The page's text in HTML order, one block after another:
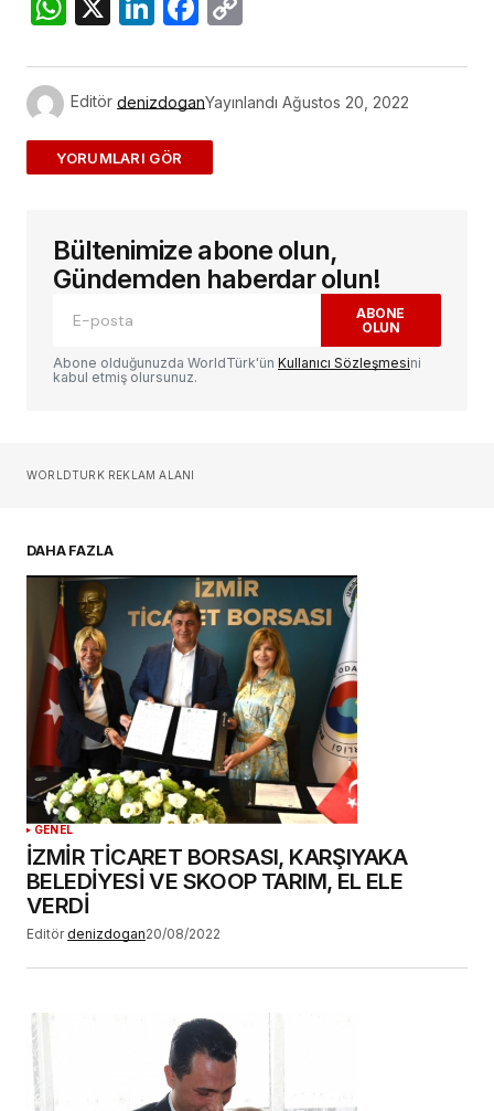
Editör denizdoganYayınlandı Ağustos 20, 2022
ADD A COMMENT
E-posta adresiniz yayınlanmayacak.
alanlar*ile işaretlenmişlerdir
Yorum
Sizin adınız*
Daha sonraki yorumlarımda kullanılması için
adım, e-posta adresim ve site adresim bu
tarayıcıya kaydedilsin.
YORUM GÖNDER
Bültenimize abone olun,
Gündemden haberdar olun!
ABONE
OLUN
Abone olduğunuzda WorldTürk'ün Kullanıcı Sözleşmesini
kabul etmiş olursunuz.
WORLDTURK REKLAM ALANI
DAHA FAZLA
GENEL
İZMİR TİCARET BORSASI, KARŞIYAKA
BELEDİYESİ VE SKOOP TARIM, EL ELE
VERDİ
Editör denizdogan20/08/2022